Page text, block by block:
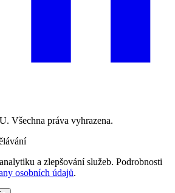
Všechna práva vyhrazena.
a zlepšování služeb. Podrobnosti
osobních údajů.